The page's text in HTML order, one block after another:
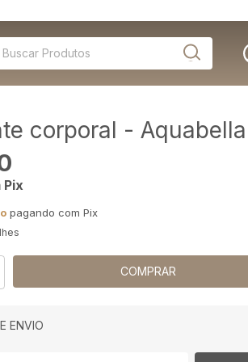
corporal - Aquabella
Pix
pagando com Pix
ENVIO
Alterar CEP